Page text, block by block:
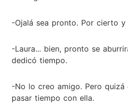
-Ojalá sea pronto. Por cierto y
-Laura... bien, pronto se
dedicó tiempo.
-No lo creo amigo. Pero quizá
pasar tiempo con ella.